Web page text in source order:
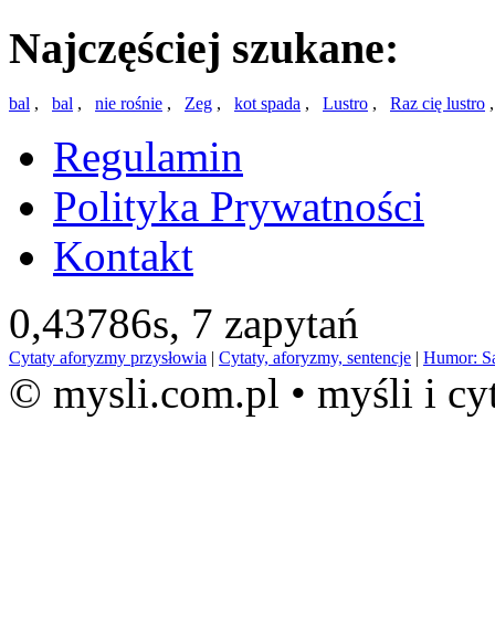
Najczęściej szukane:
bal , bal , nie rośnie , Zeg , kot spada , Lustro , Raz cię lustro
Regulamin
Polityka Prywatności
Kontakt
0,43786s, 7 zapytań
Cytaty aforyzmy przysłowia | Cytaty, aforyzmy, sentencje | Humor:
© mysli.com.pl • myśli i